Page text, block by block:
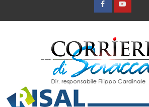
FacebookYountube